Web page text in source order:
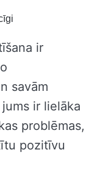
ir
savām
ir lielāka
problēmas,
pozitīvu